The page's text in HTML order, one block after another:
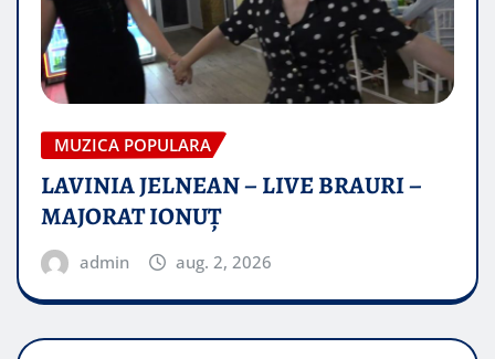
MUZICA POPULARA
LAVINIA JELNEAN – LIVE BRAURI –
MAJORAT IONUŢ
admin aug. 2, 2026